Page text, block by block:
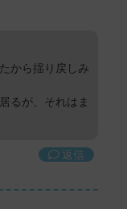
から揺り戻しみ
るが、それはま
返信